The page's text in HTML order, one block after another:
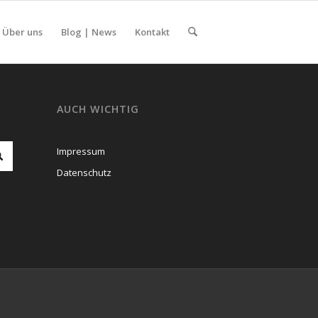
Über uns Blog | News Kontakt
AUCH WICHTIG
Impressum
Datenschutz